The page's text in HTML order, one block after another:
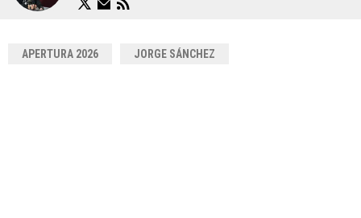
APERTURA 2026 JORGE SÁNCHEZ